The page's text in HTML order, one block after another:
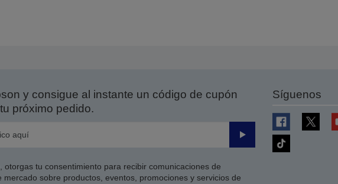
y consigue al instante un código de cupón
próximo pedido.
Enviar
tu consentimiento para recibir comunicaciones de
sobre productos, eventos, promociones y servicios de
Síguenos